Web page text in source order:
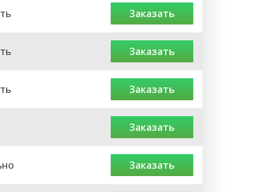
заказать
заказать
заказать
заказать
заказать